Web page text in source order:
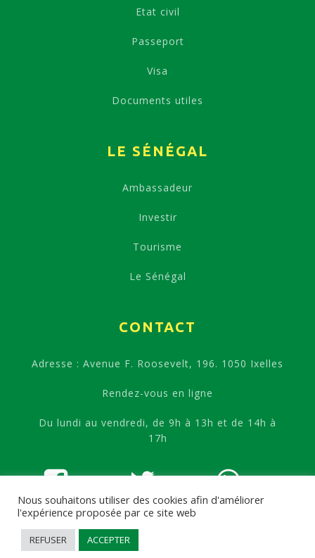
Etat civil
Passeport
Visa
Documents utiles
LE SÉNÉGAL
Ambassadeur
Investir
Tourisme
Le Sénégal
CONTACT
Adresse : Avenue F. Roosevelt, 196. 1050 Ixelles
Rendez-vous en ligne
Du lundi au vendredi, de 9h à 13h et de 14h à
17h
Copyright ©2026 -Ambassade de la République du Sénégal à Bruxelles
Nous souhaitons utiliser des cookies afin d'améliorer
l'expérience proposée par ce site web
REFUSER ACCEPTER